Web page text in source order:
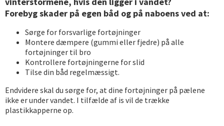
Forebyg skader på egen båd og på naboens ved at:
Sørge for forsvarlige fortøjninger
Montere dæmpere (gummi eller fjedre) på alle
fortøjninger til bro
Kontrollere fortøjningerne for slid
Tilse din båd regelmæssigt.
Endvidere skal du sørge for, at dine fortøjninger på pælene
ikke er under vandet. I tilfælde af is vil de trække
plastikkapperne op.